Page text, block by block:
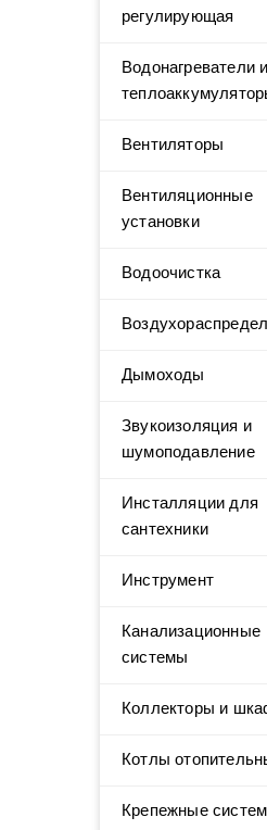
регулирующая
Водонагреватели и
Вентиляторы
Вентиляционные
установки
Водоочистка
Дымоходы
Звукоизоляция и
шумоподавление
Инсталляции для
сантехники
Инструмент
Канализационные
системы
Коллекторы и
Котлы
Крепежные